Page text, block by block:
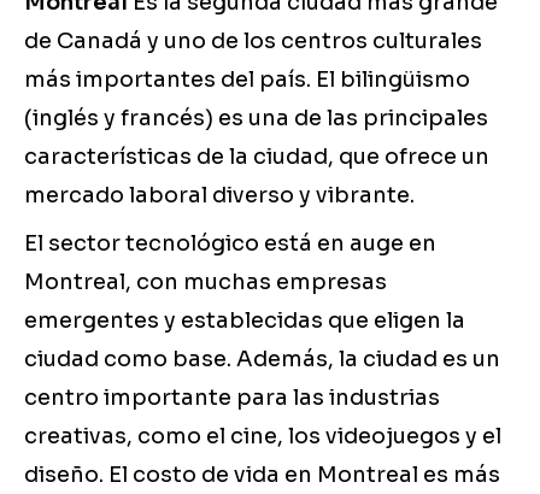
de Canadá y uno de los centros culturales
más importantes del país. El bilingüismo
(inglés y francés) es una de las principales
características de la ciudad, que ofrece un
mercado laboral diverso y vibrante.
El sector tecnológico está en auge en
Montreal, con muchas empresas
emergentes y establecidas que eligen la
ciudad como base. Además, la ciudad es un
centro importante para las industrias
creativas, como el cine, los videojuegos y el
diseño. El costo de vida en Montreal es más